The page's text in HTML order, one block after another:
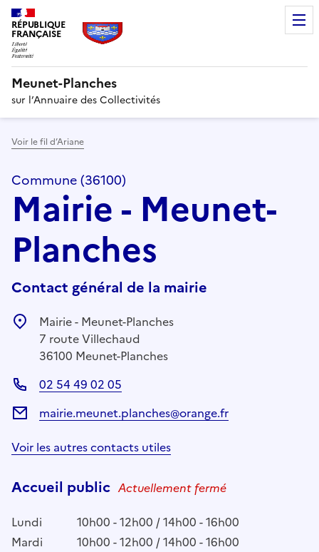
RÉPUBLIQUE
FRANÇAISE
Meunet-Planches
sur l’Annuaire des Collectivités
Voir le fil d’Ariane
Commune (36100)
Mairie - Meunet-
Planches
Contact général de la mairie
Mairie - Meunet-Planches
7 route Villechaud
36100 Meunet-Planches
02 54 49 02 05
mairie.meunet.planches@orange.fr
Voir les autres contacts utiles
Accueil public Actuellement fermé
Lundi
10h00 - 12h00 / 14h00 - 16h00
Mardi
10h00 - 12h00 / 14h00 - 16h00